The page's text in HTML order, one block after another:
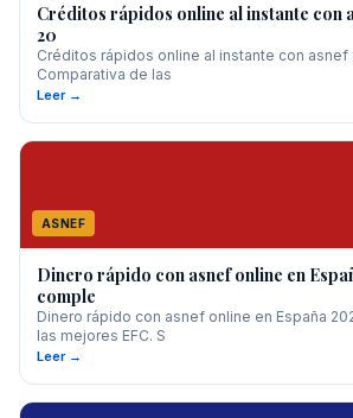
Créditos rápidos online al instante con
20
Créditos rápidos online al instante con asnef
Comparativa de las
Leer →
ASNEF
Dinero rápido con asnef online en
comple
Dinero rápido con asnef online en España
las mejores EFC. S
Leer →